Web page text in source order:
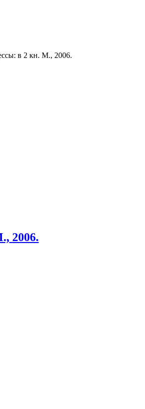
в 2 кн. М., 2006.
2006.